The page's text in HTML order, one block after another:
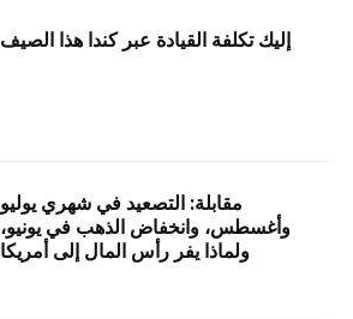
إليك تكلفة القيادة عبر كندا هذا الصيف
مقابلة: التصعيد في شهري يوليو
وأغسطس، وانخفاض الذهب في يونيو،
ولماذا يفر رأس المال إلى أمريكا